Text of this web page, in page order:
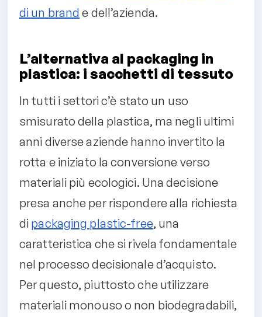
di un brand e dell’azienda.
L’alternativa al packaging in
plastica: i sacchetti di tessuto
In tutti i settori c’è stato un uso
smisurato della plastica, ma negli ultimi
anni diverse aziende hanno invertito la
rotta e iniziato la conversione verso
materiali più ecologici. Una decisione
presa anche per rispondere alla richiesta
di packaging plastic-free, una
caratteristica che si rivela fondamentale
nel processo decisionale d’acquisto.
Per questo, piuttosto che utilizzare
materiali monouso o non biodegradabili,